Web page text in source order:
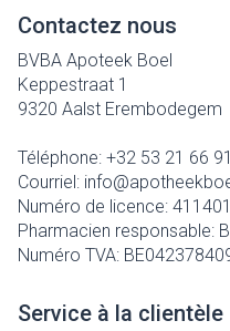
Contactez nous
BVBA Apoteek Boel
Keppestraat 1
9320 Aalst Erembodegem
Téléphone: +32 53 21 66 91
Courriel: info@
Numéro de licence: 411401
Pharmacien responsable:
Numéro TVA:
Service à la clientèle